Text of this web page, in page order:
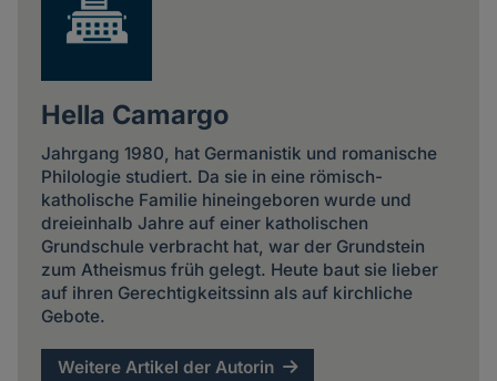
Hella Camargo
Jahrgang 1980, hat Germanistik und romanische
Philologie studiert. Da sie in eine römisch-
katholische Familie hineingeboren wurde und
dreieinhalb Jahre auf einer katholischen
Grundschule verbracht hat, war der Grundstein
zum Atheismus früh gelegt. Heute baut sie lieber
auf ihren Gerechtigkeitssinn als auf kirchliche
Gebote.
Weitere Artikel der Autorin